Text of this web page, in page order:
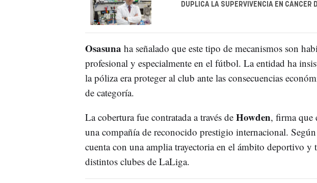
DUPLICA LA SUPERVIVENCIA EN CÁNCER
Osasuna ha señalado que este tipo de mecanismos son
profesional y especialmente en el fútbol. La entidad ha
la póliza era proteger al club ante las consecuencias
de categoría.
La cobertura fue contratada a través de Howden, firma que
una compañía de reconocido prestigio internacional. Según
cuenta con una amplia trayectoria en el ámbito deportivo y
distintos clubes de LaLiga.